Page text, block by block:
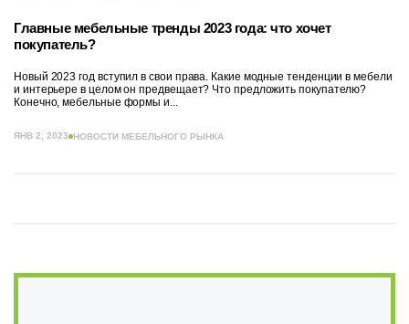
Главные мебельные тренды 2023 года: что хочет
покупатель?
Новый 2023 год вступил в свои права. Какие модные тенденции в мебели
и интерьере в целом он предвещает? Что предложить покупателю?
Конечно, мебельные формы и...
ЯНВ 2, 2023 НОВОСТИ МЕБЕЛЬНОГО РЫНКА